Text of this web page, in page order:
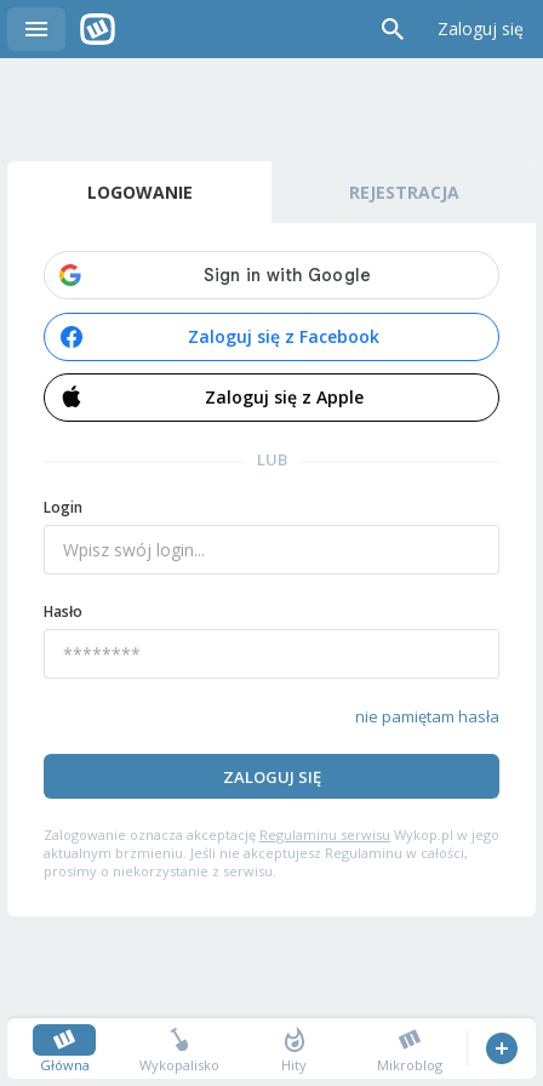
Zaloguj się
LOGOWANIE REJESTRACJA
Zaloguj się z Facebook
Zaloguj się z Apple
LUB
Login
Hasło
nie pamiętam hasła
ZALOGUJ SIĘ
Zalogowanie oznacza akceptację Regulaminu serwisu Wykop.pl w jego
aktualnym brzmieniu. Jeśli nie akceptujesz Regulaminu w całości,
prosimy o niekorzystanie z serwisu.
Główna Wykopalisko Hity Mikroblog